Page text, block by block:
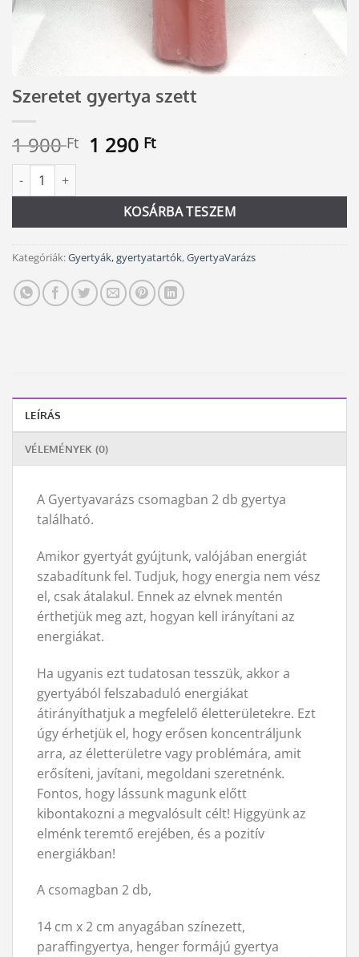
Szeretet gyertya szett
1 900Ft Original
1
900 Ft.
1 290 FtCurrent
1
290 Ft.
Szeretet gyertya szett mennyiség
KOSÁRBA TESZEM
Alternative:
Kategóriák:Gyertyák, gyertyatartók,GyertyaVarázs
LEÍRÁS
VÉLEMÉNYEK (0)
A Gyertyavarázs csomagban 2 db gyertya
található.
Amikor gyertyát gyújtunk, valójában energiát
szabadítunk fel. Tudjuk, hogy energia nem vész
el, csak átalakul. Ennek az elvnek mentén
érthetjük meg azt, hogyan kell irányítani az
energiákat.
Ha ugyanis ezt tudatosan tesszük, akkor a
gyertyából felszabaduló energiákat
átirányíthatjuk a megfelelő életterületekre. Ezt
úgy érhetjük el, hogy erősen koncentráljunk
arra, az életterületre vagy problémára, amit
erősíteni, javítani, megoldani szeretnénk.
Fontos, hogy lássunk magunk előtt
kibontakozni a megvalósult célt! Higgyünk az
elménk teremtő erejében, és a pozitív
energiákban!
A csomagban 2 db,
14 cm x 2 cm anyagában színezett,
paraffingyertya, henger formájú gyertya